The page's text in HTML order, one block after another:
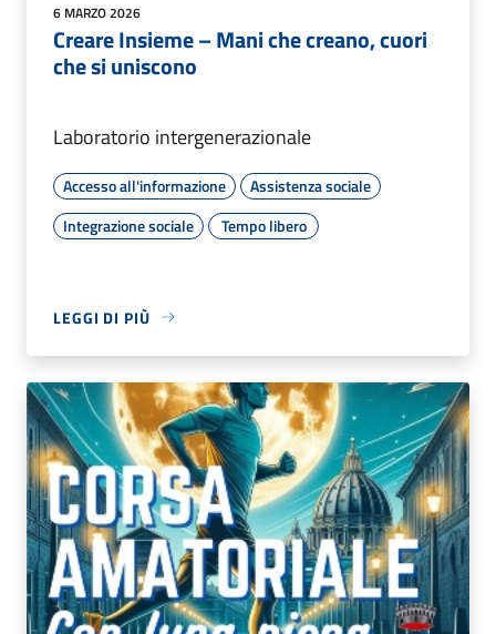
6 MARZO 2026
Creare Insieme – Mani che creano, cuori
che si uniscono
Laboratorio intergenerazionale
Accesso all'informazione
Assistenza sociale
Integrazione sociale
Tempo libero
LEGGI DI PIÙ